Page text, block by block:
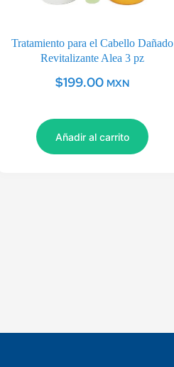
Tratamiento para el Cabello Dañado
Revitalizante Alea 3 pz
$199.00 MXN
Añadir al carrito